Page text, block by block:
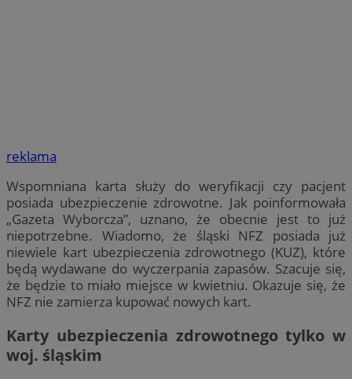
reklama
Wspomniana karta służy do weryfikacji czy pacjent
posiada ubezpieczenie zdrowotne. Jak poinformowała
„Gazeta Wyborcza”, uznano, że obecnie jest to już
niepotrzebne. Wiadomo, że śląski NFZ posiada już
niewiele kart ubezpieczenia zdrowotnego (KUZ), które
będą wydawane do wyczerpania zapasów. Szacuje się,
że będzie to miało miejsce w kwietniu. Okazuje się, że
NFZ nie zamierza kupować nowych kart.
Karty ubezpieczenia zdrowotnego tylko w
woj. śląskim